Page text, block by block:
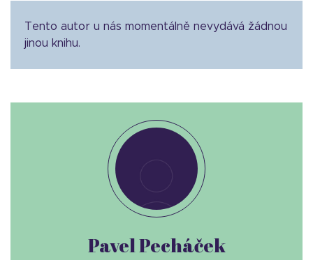
Tento autor u nás momentálně nevydává žádnou
jinou knihu.
Pavel Pecháček